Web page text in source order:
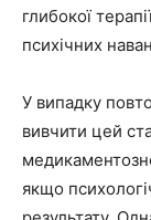
глибокої
психічних
У випадку
вивчити цей
якщо